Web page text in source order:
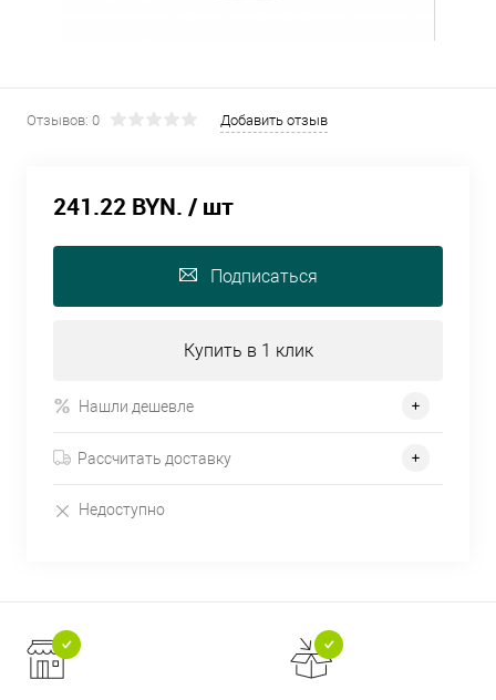
Отзывов: 0 Добавить отзыв
241.22 BYN. / шт
Подписаться
Купить в 1 клик
Нашли дешевле
Рассчитать доставку
Недоступно